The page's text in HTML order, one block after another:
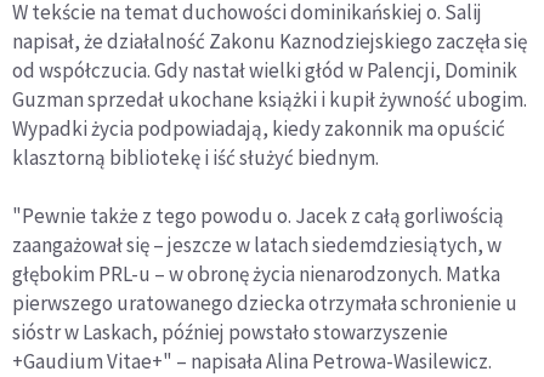
W tekście na temat duchowości dominikańskiej o. Salij
napisał, że działalność Zakonu Kaznodziejskiego zaczęła się
od współczucia. Gdy nastał wielki głód w Palencji, Dominik
Guzman sprzedał ukochane książki i kupił żywność ubogim.
Wypadki życia podpowiadają, kiedy zakonnik ma opuścić
klasztorną bibliotekę i iść służyć biednym.
"Pewnie także z tego powodu o. Jacek z całą gorliwością
zaangażował się – jeszcze w latach siedemdziesiątych, w
głębokim PRL-u – w obronę życia nienarodzonych. Matka
pierwszego uratowanego dziecka otrzymała schronienie u
sióstr w Laskach, później powstało stowarzyszenie
+Gaudium Vitae+" – napisała Alina Petrowa-Wasilewicz.